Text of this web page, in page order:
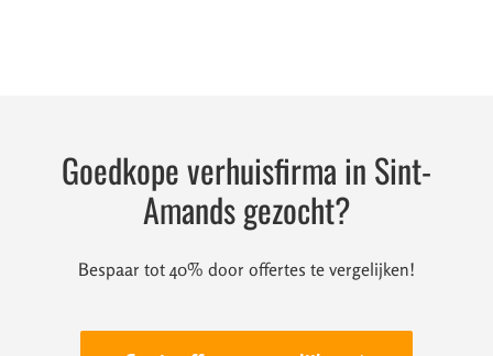
Goedkope verhuisfirma in Sint-
Amands gezocht?
Bespaar tot 40% door offertes te vergelijken!